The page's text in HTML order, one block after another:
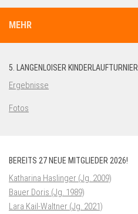
MEHR
5. LANGENLOISER KINDERLAUFTURNIER
Ergebnisse
Fotos
BEREITS 27 NEUE MITGLIEDER 2026!
Katharina Haslinger (Jg. 2009)
Bauer Doris (Jg. 1989)
Lara Kail-Waltner (Jg. 2021)